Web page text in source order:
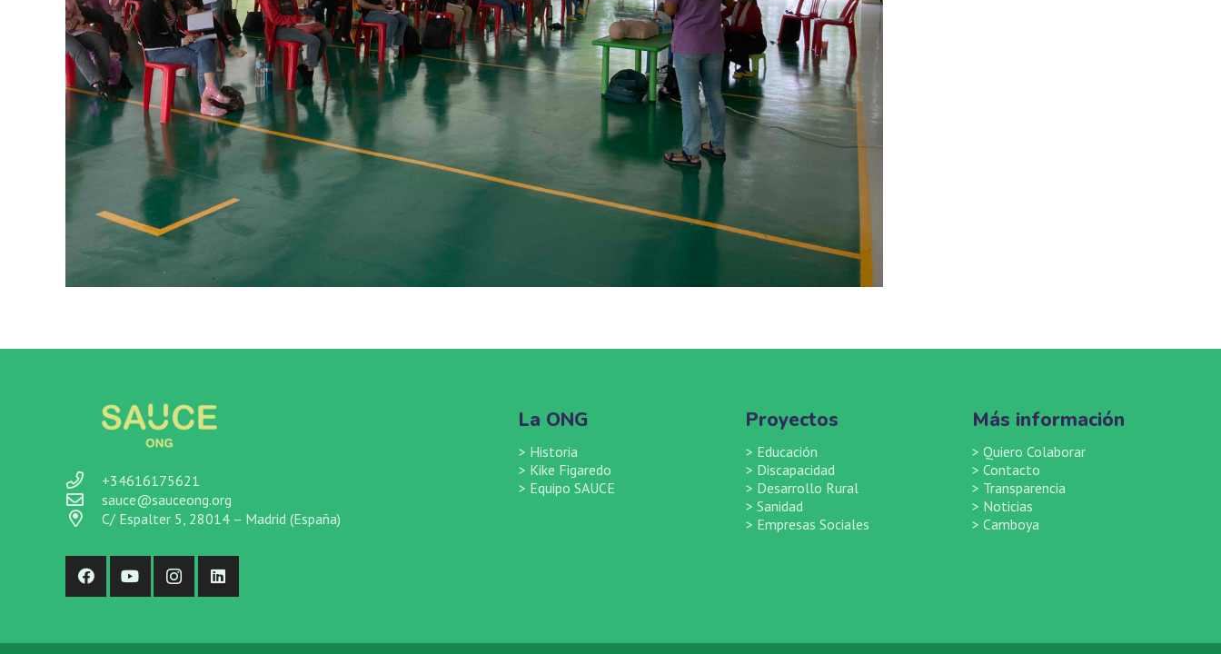
+34616175621
sauce@sauceong.org
C/ Espalter 5, 28014 – Madrid (España)
La ONG
> Historia
> Kike Figaredo
> Equipo SAUCE
Proyectos
> Educación
> Discapacidad
> Desarrollo Rural
> Sanidad
> Empresas Sociales
Más información
>Quiero Colaborar
>Contacto
> Transparencia
> Noticias
>Camboya